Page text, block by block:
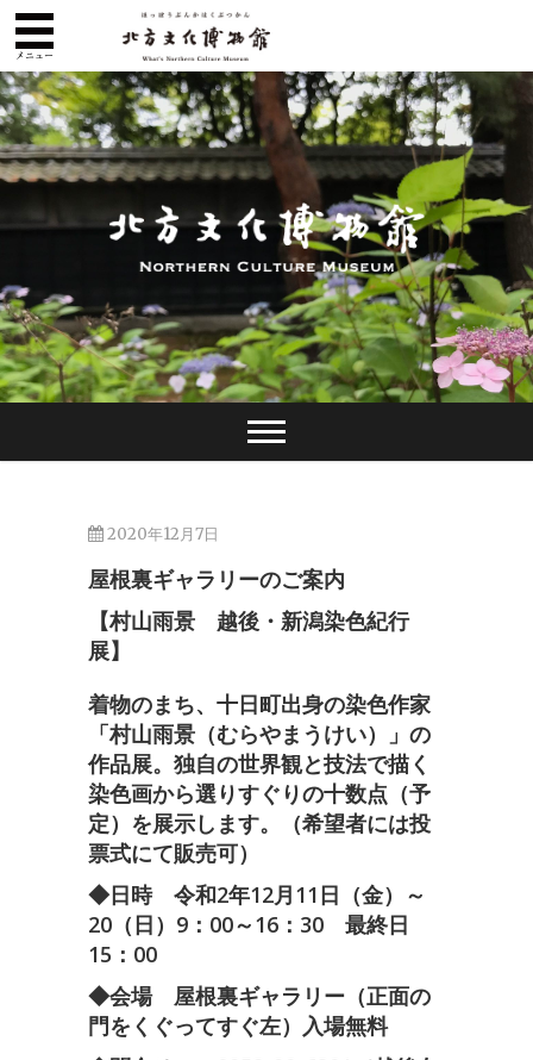
2020年12月7日
屋根裏ギャラリーのご案内
【村山雨景 越後・新潟染色紀行
展】
着物のまち、十日町出身の染色作家
「村山雨景（むらやまうけい）」の
作品展。独自の世界観と技法で描く
染色画から選りすぐりの十数点（予
定）を展示します。（希望者には投
票式にて販売可）
◆日時 令和2年12月11日（金）～
20（日）9：00～16：30 最終日
15：00
◆会場 屋根裏ギャラリー（正面の
門をくぐってすぐ左）入場無料